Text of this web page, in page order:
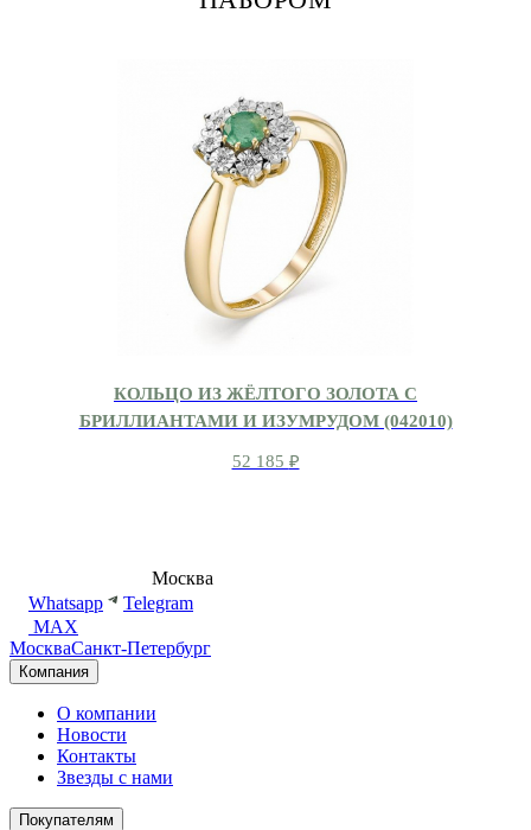
КОЛЬЦО ИЗ ЖЁЛТОГО ЗОЛОТА С
БРИЛЛИАНТАМИ И ИЗУМРУДОМ (042010)
52 185 ₽
Москва
Whatsapp
Telegram
MAX
МоскваСанкт-Петербург
Компания
О компании
Новости
Контакты
Звезды с нами
Покупателям